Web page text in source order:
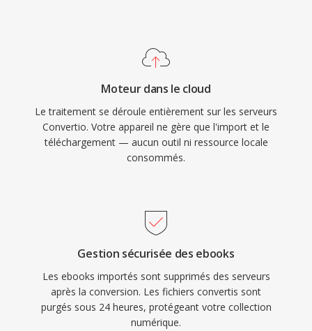
Moteur dans le cloud
Le traitement se déroule entièrement sur les serveurs
Convertio. Votre appareil ne gère que l'import et le
téléchargement — aucun outil ni ressource locale
consommés.
Gestion sécurisée des ebooks
Les ebooks importés sont supprimés des serveurs
après la conversion. Les fichiers convertis sont
purgés sous 24 heures, protégeant votre collection
numérique.